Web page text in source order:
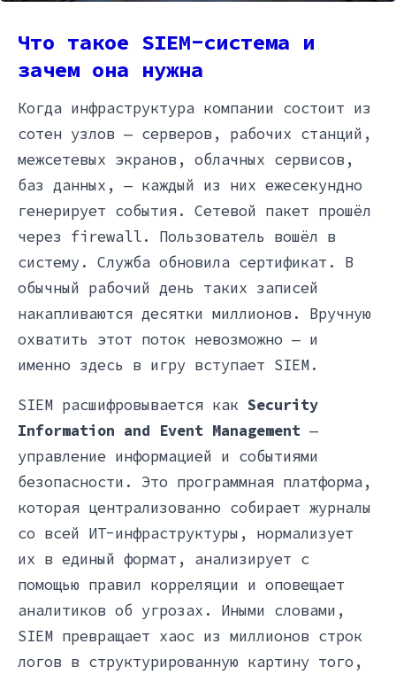
Что такое SIEM-система и
зачем она нужна
Когда инфраструктура компании состоит из
сотен узлов — серверов, рабочих станций,
межсетевых экранов, облачных сервисов,
баз данных, — каждый из них ежесекундно
генерирует события. Сетевой пакет прошёл
через firewall. Пользователь вошёл в
систему. Служба обновила сертификат. В
обычный рабочий день таких записей
накапливаются десятки миллионов. Вручную
охватить этот поток невозможно — и
именно здесь в игру вступает SIEM.
SIEM расшифровывается как Security
Information and Event Management —
управление информацией и событиями
безопасности. Это программная платформа,
которая централизованно собирает журналы
со всей ИТ-инфраструктуры, нормализует
их в единый формат, анализирует с
помощью правил корреляции и оповещает
аналитиков об угрозах. Иными словами,
SIEM превращает хаос из миллионов строк
логов в структурированную картину того,